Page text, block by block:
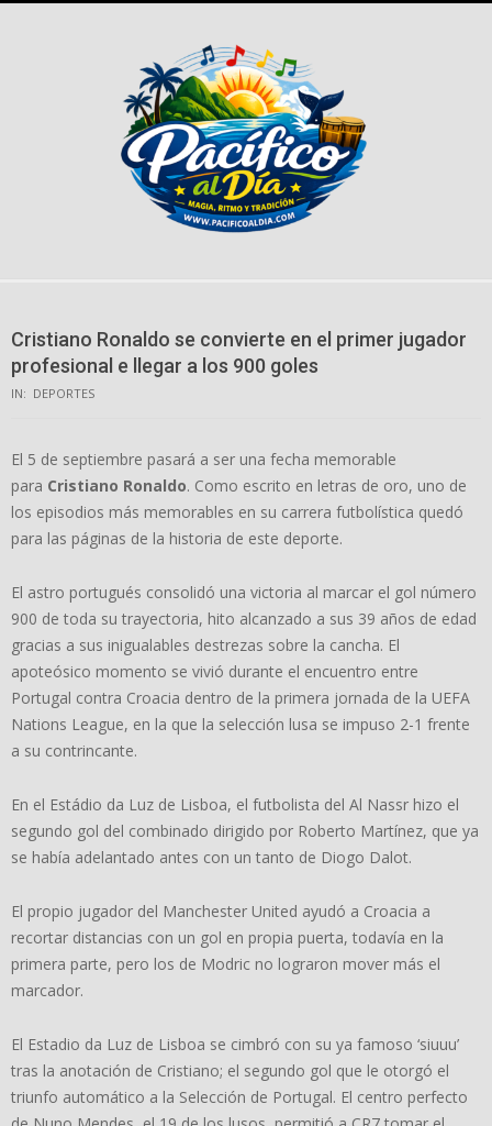
Cristiano Ronaldo se convierte en el primer jugador
profesional e llegar a los 900 goles
IN: DEPORTES
El 5 de septiembre pasará a ser una fecha memorable
para Cristiano Ronaldo. Como escrito en letras de oro, uno de
los episodios más memorables en su carrera futbolística quedó
para las páginas de la historia de este deporte.
El astro portugués consolidó una victoria al marcar el gol número
900 de toda su trayectoria, hito alcanzado a sus 39 años de edad
gracias a sus inigualables destrezas sobre la cancha. El
apoteósico momento se vivió durante el encuentro entre
Portugal contra Croacia dentro de la primera jornada de la UEFA
Nations League, en la que la selección lusa se impuso 2-1 frente
a su contrincante.
En el Estádio da Luz de Lisboa, el futbolista del Al Nassr hizo el
segundo gol del combinado dirigido por Roberto Martínez, que ya
se había adelantado antes con un tanto de Diogo Dalot.
El propio jugador del Manchester United ayudó a Croacia a
recortar distancias con un gol en propia puerta, todavía en la
primera parte, pero los de Modric no lograron mover más el
marcador.
El Estadio da Luz de Lisboa se cimbró con su ya famoso ‘siuuu’
tras la anotación de Cristiano; el segundo gol que le otorgó el
triunfo automático a la Selección de Portugal. El centro perfecto